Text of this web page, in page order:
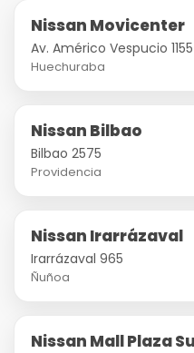
Nissan Movicenter
Av. Américo Vespucio 1155
Huechuraba
Nissan Bilbao
Bilbao 2575
Providencia
Nissan Irarrázaval
Irarrázaval 965
Ñuñoa
Nissan Mall Plaza